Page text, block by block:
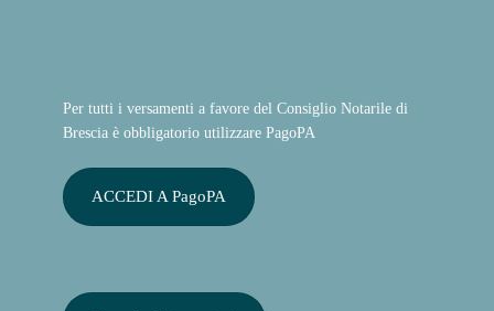
Per tutti i versamenti a favore del Consiglio Notarile di
Brescia è obbligatorio utilizzare PagoPA
ACCEDI A PagoPA